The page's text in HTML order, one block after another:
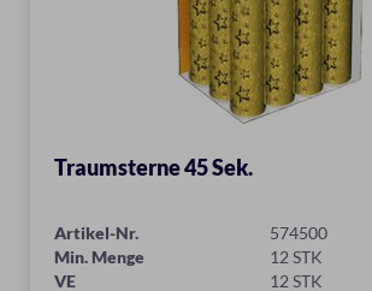
Traumsterne 45 Sek.
Artikel-Nr.
574500
Min. Menge
12 STK
VE
12 STK